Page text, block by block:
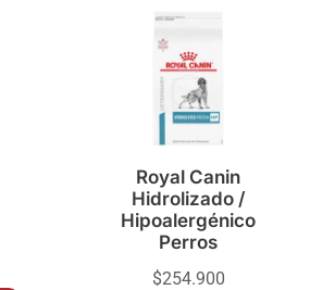
Royal Canin
Hidrolizado /
Hipoalergénico
Perros
$254.900